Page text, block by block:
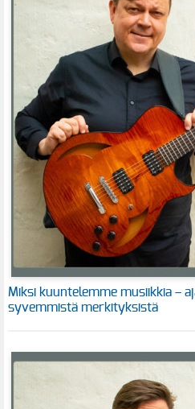
Miksi kuuntelemme musiikkia –
syvemmistä merkityksistä